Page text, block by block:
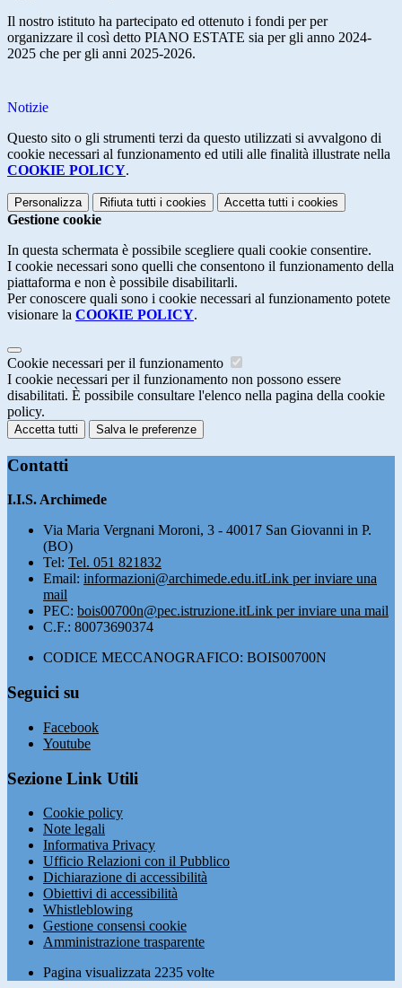
Il nostro istituto ha partecipato ed ottenuto i fondi per per
organizzare il così detto PIANO ESTATE sia per gli anno 2024-
2025 che per gli anni 2025-2026.
Notizie
Questo sito o gli strumenti terzi da questo utilizzati si avvalgono di
cookie necessari al funzionamento ed utili alle finalità illustrate nella
COOKIE POLICY.
Personalizza Rifiuta tutti i cookies Accetta tutti i cookies
Gestione cookie
In questa schermata è possibile scegliere quali cookie consentire.
I cookie necessari sono quelli che consentono il funzionamento della
piattaforma e non è possibile disabilitarli.
Per conoscere quali sono i cookie necessari al funzionamento potete
visionare la COOKIE POLICY.
Cookie necessari per il funzionamento
I cookie necessari per il funzionamento non possono essere
disabilitati. È possibile consultare l'elenco nella pagina della cookie
policy.
Accetta tutti Salva le preferenze
Contatti
I.I.S. Archimede
Via Maria Vergnani Moroni, 3 - 40017 San Giovanni in P.
(BO)
Tel: Tel. 051 821832
Email: informazioni@archimede.edu.itLink per inviare una
mail
PEC: bois00700n@pec.istruzione.itLink per inviare una mail
C.F.: 80073690374
CODICE MECCANOGRAFICO: BOIS00700N
Seguici su
Facebook
Youtube
Sezione Link Utili
Cookie policy
Note legali
Informativa Privacy
Ufficio Relazioni con il Pubblico
Dichiarazione di accessibilità
Obiettivi di accessibilità
Whistleblowing
Gestione consensi cookie
Amministrazione trasparente
Pagina visualizzata 2235 volte